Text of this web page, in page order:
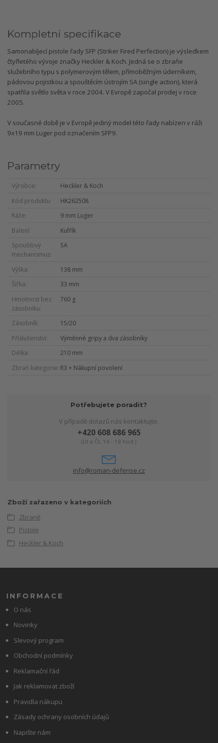
Kompletní specifikace
Samonabíjecí pistole řady SFP (Striker Fired Perfection) je výsledkem
čtyřletého vývoje značky Heckler & Koch. Jedná se o zbraňe
služebního typu s polymerovým tělem, přímoběžným úderníkem,
pádovou pojistkou a spouštěcím ústrojím SA (single action), která
spatřila světlo světa v roce 2004. V Evropě započal prodej v roce
2005.
V současné době je v Evropě jediný model této řady nabízen v ráži
9x19 mm Luger pod označením SFP9.
Parametry
Výrobce
Heckler & Koch
Kód produktu
HK262508
Ráže
9 mm Luger
Balení
Kufřík
Spoušťový
mechanismus
SA
Výška
138 mm
Šířka
33 mm
Hmotnost bez
zásobníku
760 g
Zásobník
15/20
Příslušenství
Výměnné gripy a dva zásobníky
Délka
210 mm
Zbraň kategorie R3 + Nákupní povolení
Potřebujete poradit?
V případě dotazů nás kontaktujte.
+420 608 686 965
(Út a Čt, 14 - 18 hod.)
info@roman-defense.cz
Zboží zařazeno v kategoriích
Zbraně
Pistole
Heckler & Koch
INFORMACE
O nás
Novinky
Slevový program
Obchodní podmínky
Reklamační řád
Jak reklamovat zboží
Pravidla nákupu
Zásady ochrany osobních údajů
Napište nám